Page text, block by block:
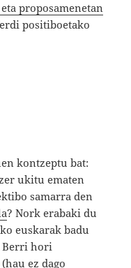
proposamenetan
positiboetako
kontzeptu bat:
ukitu ematen
samarra den
? Nork erabaki du
euskarak badu
Berri hori
ez dago